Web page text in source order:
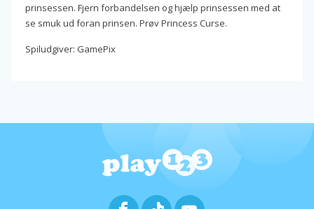
prinsessen. Fjern forbandelsen og hjælp prinsessen med at
se smuk ud foran prinsen. Prøv Princess Curse.
Spiludgiver: GamePix